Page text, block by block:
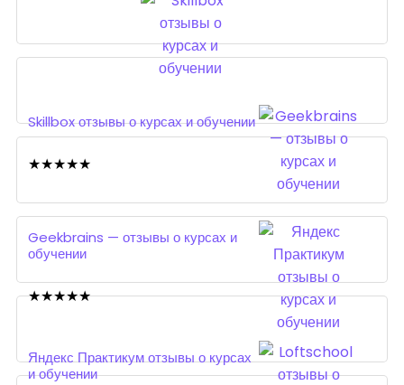
Skillbox отзывы о курсах и обучении
★★★★★
Geekbrains — отзывы о курсах и
обучении
★★★★★
Яндекс Практикум отзывы о курсах
и обучении